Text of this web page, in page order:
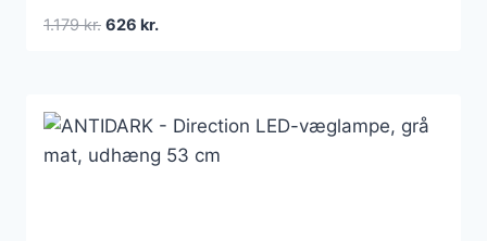
Aluminium – Kantet
1.179kr. Den
1.179 kr..
626 kr.Den
626 kr..